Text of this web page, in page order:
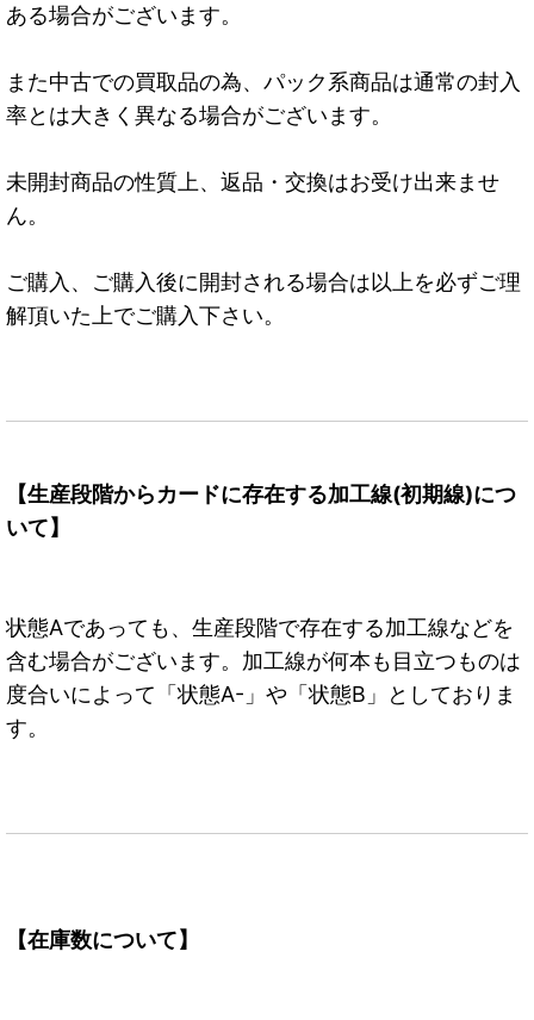
ある場合がございます。
また中古での買取品の為、パック系商品は通常の封入
率とは大きく異なる場合がございます。
未開封商品の性質上、返品・交換はお受け出来ませ
ん。
ご購入、ご購入後に開封される場合は以上を必ずご理
解頂いた上でご購入下さい。
【生産段階からカードに存在する加工線(初期線)につ
いて】
状態Aであっても、生産段階で存在する加工線などを
含む場合がございます。加工線が何本も目立つものは
度合いによって「状態A-」や「状態B」としておりま
す。
【在庫数について】